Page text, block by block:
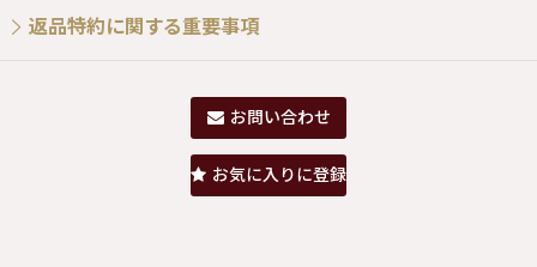
返品特約に関する重要事項
お問い合わせ
お気に入りに登録